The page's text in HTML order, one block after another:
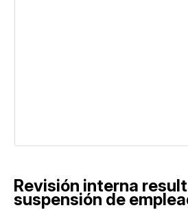
Revisión interna
suspensión de